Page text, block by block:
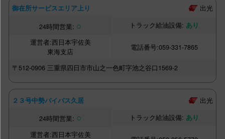
御在所サービスエリア上り 出光
○
あり
西日本宇佐美
東海支店
059-331-7865
〒512-0906三重県四日市市山之一色町字池之谷口1569-2
２３号中勢バイパス久居 出光
○
あり
西日本宇佐美